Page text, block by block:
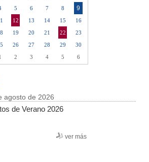
5 6 7 8 9
12 13 14 15
16
19 20 21 22
23
26 27 28 29
30
2 3 4 5 6
agosto de 2026
de Verano 2026
ver más